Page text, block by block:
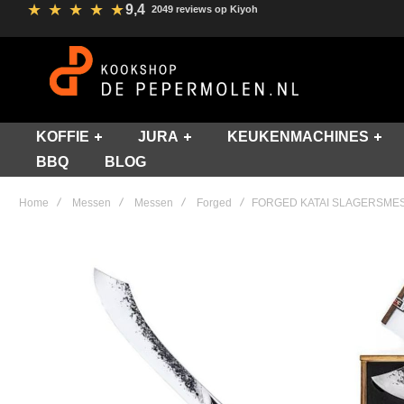
★ ★ ★ ★ ★9,4 2049 reviews op Kiyoh
KOFFIE JURA KEUKENMACHINES
BBQ
BLOG
Home Messen Messen Forged FORGED KATAI